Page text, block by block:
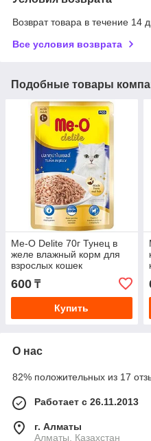
Возврат товара в течение 14
Все условия возврата
Подобные товары
Me-O Delite 70г Тунец в
желе влажный корм для
взрослых кошек
600 ₸
Купить
О нас
82% положительных из 17
Работает с 26.11.2013
г. Алматы
Алматы, Казахстан